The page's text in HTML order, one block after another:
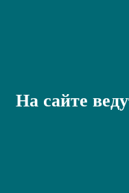
На сайте